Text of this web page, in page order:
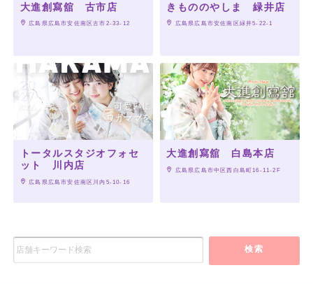
大進創寫舘 古市店
広島県広島市安佐南区古市2-33-12
きもののやしま 緑井店
広島県広島市安佐南区緑井5-22-1
トータルスタジオフォセ
ット 川内店
広島県広島市安佐南区川内5-10-16
大進創寫舘 白島本店
広島県広島市中区西白島町16-11-2F
検索